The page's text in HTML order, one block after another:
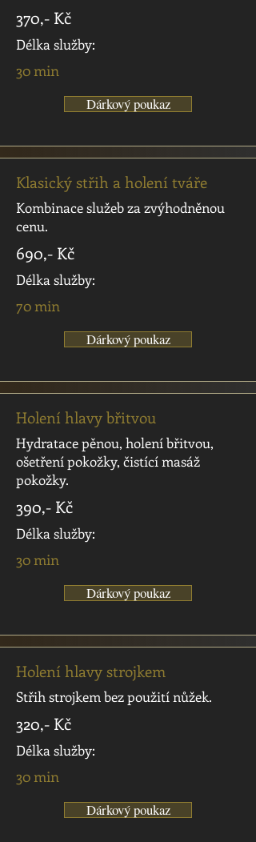
370,- Kč
Délka služby:
30 min
Dárkový poukaz
Klasický střih a holení tváře
Kombinace služeb za zvýhodněnou
cenu.
690,- Kč
Délka služby:
70 min
Dárkový poukaz
Holení hlavy břitvou
Hydratace pěnou, holení břitvou,
ošetření pokožky, čistící masáž
pokožky.
390,- Kč
Délka služby:
30 min
Dárkový poukaz
Holení hlavy strojkem
Střih strojkem bez použití nůžek.
320,- Kč
Délka služby:
30 min
Dárkový poukaz